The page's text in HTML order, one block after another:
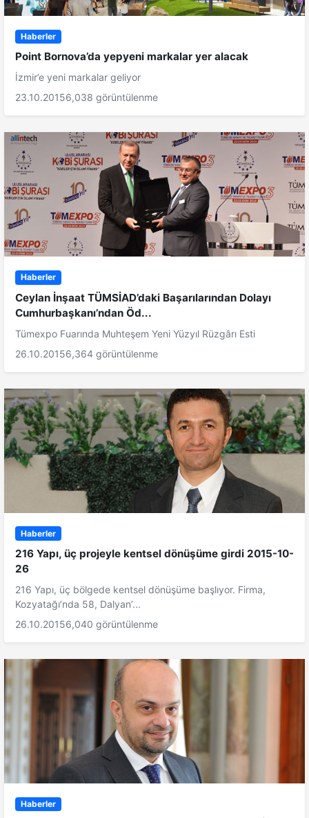
Haberler
Point Bornova’da yepyeni markalar yer alacak
İzmir’e yeni markalar geliyor
23.10.20156,038 görüntülenme
Haberler
Ceylan İnşaat TÜMSİAD’daki Başarılarından Dolayı
Cumhurbaşkanı’ndan Öd...
Tümexpo Fuarında Muhteşem Yeni Yüzyıl Rüzgârı Esti
26.10.20156,364 görüntülenme
Haberler
216 Yapı, üç projeyle kentsel dönüşüme girdi 2015-10-
26
216 Yapı, üç bölgede kentsel dönüşüme başlıyor. Firma,
Kozyatağı’nda 58, Dalyan’...
26.10.20156,040 görüntülenme
Haberler